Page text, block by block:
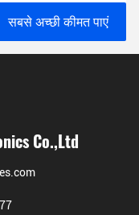
सबसे अच्छी कीमत पाएं
Co.,Ltd